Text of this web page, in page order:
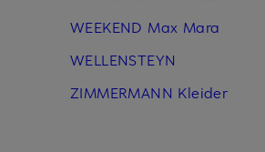
WEEKEND Max Mara
WELLENSTEYN
ZIMMERMANN Kleider